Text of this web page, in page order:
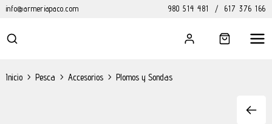
info@armeriapaco.com 980 514 481 / 617 376 166
Inicio > Pesca > Accesorios > Plomos y Sondas